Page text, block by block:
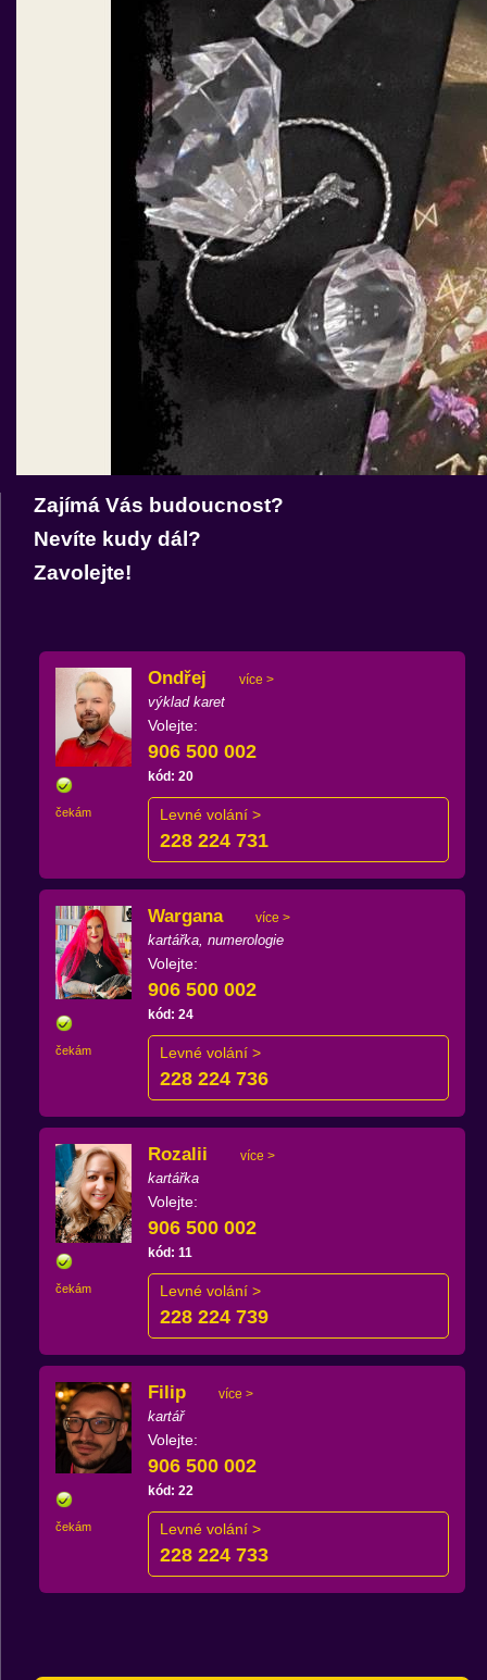
Zajímá Vás budoucnost?
Nevíte kudy dál?
Zavolejte!
čekám
Ondřej více >
výklad karet
Volejte:
906 500 002
kód: 20
Levné volání >
228 224 731
čekám
Wargana více >
kartářka, numerologie
Volejte:
906 500 002
kód: 24
Levné volání >
228 224 736
čekám
Rozalii více >
kartářka
Volejte:
906 500 002
kód: 11
Levné volání >
228 224 739
čekám
Filip více >
kartář
Volejte:
906 500 002
kód: 22
Levné volání >
228 224 733